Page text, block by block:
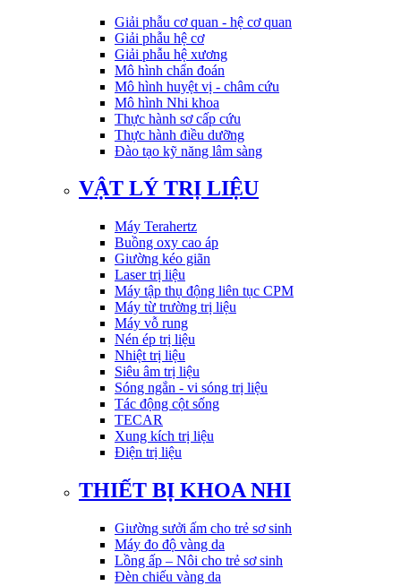
Giải phẫu cơ quan - hệ cơ quan
Giải phẫu hệ cơ
Giải phẫu hệ xương
Mô hình chẩn đoán
Mô hình huyệt vị - châm cứu
Mô hình Nhi khoa
Thực hành sơ cấp cứu
Thực hành điều dưỡng
Đào tạo kỹ năng lâm sàng
VẬT LÝ TRỊ LIỆU
Máy Terahertz
Buồng oxy cao áp
Giường kéo giãn
Laser trị liệu
Máy tập thụ động liên tục CPM
Máy từ trường trị liệu
Máy vỗ rung
Nén ép trị liệu
Nhiệt trị liệu
Siêu âm trị liệu
Sóng ngắn - vi sóng trị liệu
Tác động cột sống
TECAR
Xung kích trị liệu
Điện trị liệu
THIẾT BỊ KHOA NHI
Giường sưởi ấm cho trẻ sơ sinh
Máy đo độ vàng da
Lồng ấp – Nôi cho trẻ sơ sinh
Đèn chiếu vàng da